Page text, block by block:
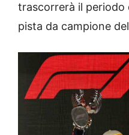
trascorrerà il periodo
pista da campione